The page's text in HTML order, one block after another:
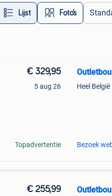
Lijst Foto’s
€ 329,95
5 aug 26
Topadvertentie
Heel België
Bezoek
€ 255,99